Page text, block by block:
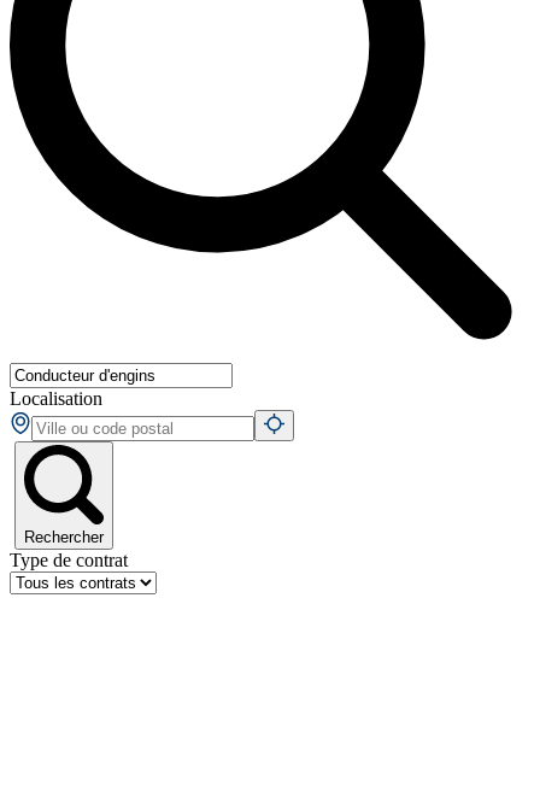
Localisation
Rechercher
Type de contrat